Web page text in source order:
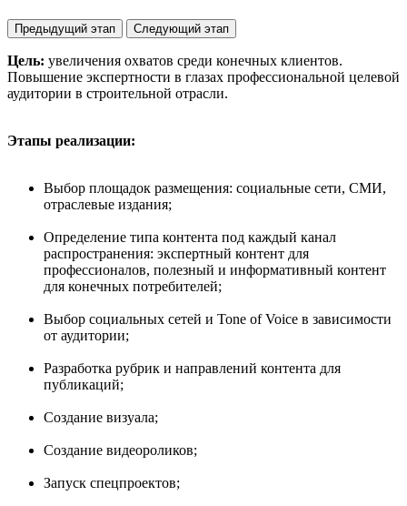
Предыдущий этап Следующий этап
Цель: увеличения охватов среди конечных клиентов.
Повышение экспертности в глазах профессиональной целевой
аудитории в строительной отрасли.
Этапы реализации:
Выбор площадок размещения: социальные сети, СМИ,
отраслевые издания;
Определение типа контента под каждый канал
распространения: экспертный контент для
профессионалов, полезный и информативный контент
для конечных потребителей;
Выбор социальных сетей и Tone of Voice в зависимости
от аудитории;
Разработка рубрик и направлений контента для
публикаций;
Создание визуала;
Создание видеороликов;
Запуск спецпроектов;